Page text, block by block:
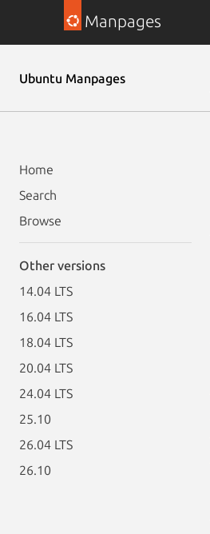
Manpages
Ubuntu Manpages
Home
Search
Browse
Other versions
14.04 LTS
16.04 LTS
18.04 LTS
20.04 LTS
24.04 LTS
25.10
26.04 LTS
26.10